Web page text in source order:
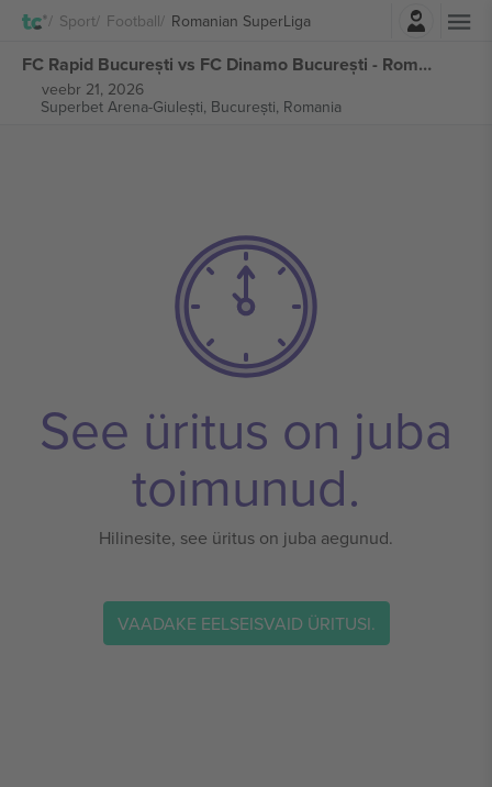
Sport Football Romanian SuperLiga
Logi sisse
FC Rapid București vs FC Dinamo București - Romanian SuperLiga piletid
veebr 21, 2026
Superbet Arena-Giulești, București, Romania
See üritus on juba
toimunud.
Hilinesite, see üritus on juba aegunud.
VAADAKE EELSEISVAID ÜRITUSI.